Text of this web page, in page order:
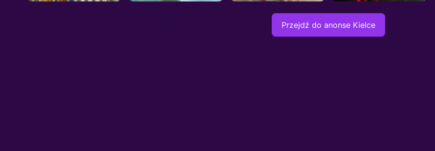
Sandomierz, 45l.
Cena: 200
Kicia anal
Sandomierz, 29l.
Cena: 200
Przejdź do anonse Kielce